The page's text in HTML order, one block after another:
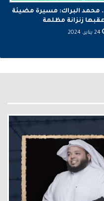
محمد البراك: مسيرة مضيئة
زنزانة مظلمة
24 يناير، 2024